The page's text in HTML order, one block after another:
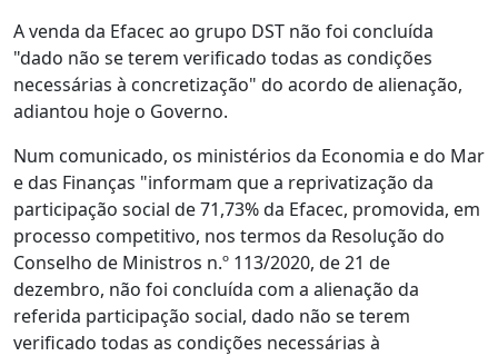
A venda da Efacec ao grupo DST não foi concluída
"dado não se terem verificado todas as condições
necessárias à concretização" do acordo de alienação,
adiantou hoje o Governo.
Num comunicado, os ministérios da Economia e do Mar
e das Finanças "informam que a reprivatização da
participação social de 71,73% da Efacec, promovida, em
processo competitivo, nos termos da Resolução do
Conselho de Ministros n.º 113/2020, de 21 de
dezembro, não foi concluída com a alienação da
referida participação social, dado não se terem
verificado todas as condições necessárias à